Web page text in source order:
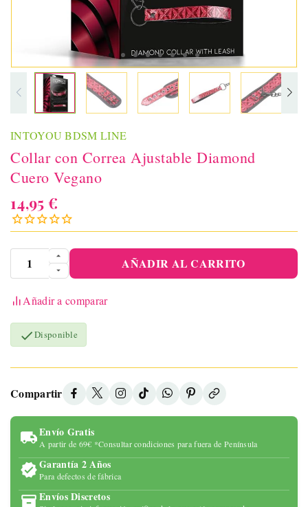
INTOYOU BDSM LINE
Collar con Correa Ajustable Diamond
Cuero Vegano
14,95 €
AÑADIR AL CARRITO
Añadir a comparar
Disponible
Compartir
Envío Gratis
A partir de 69€ *Consultar condiciones para fuera de Península
Garantía 2 Años
Para defectos de fábrica
Envíos Discretos